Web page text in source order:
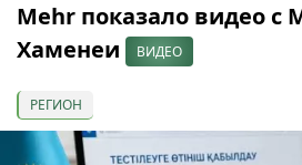
Mehr показало видео с
Хаменеи
ВИДЕО
РЕГИОН